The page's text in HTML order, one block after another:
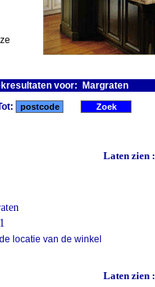
voor: Margraten
Laten zien :
locatie van de winkel
Laten zien :